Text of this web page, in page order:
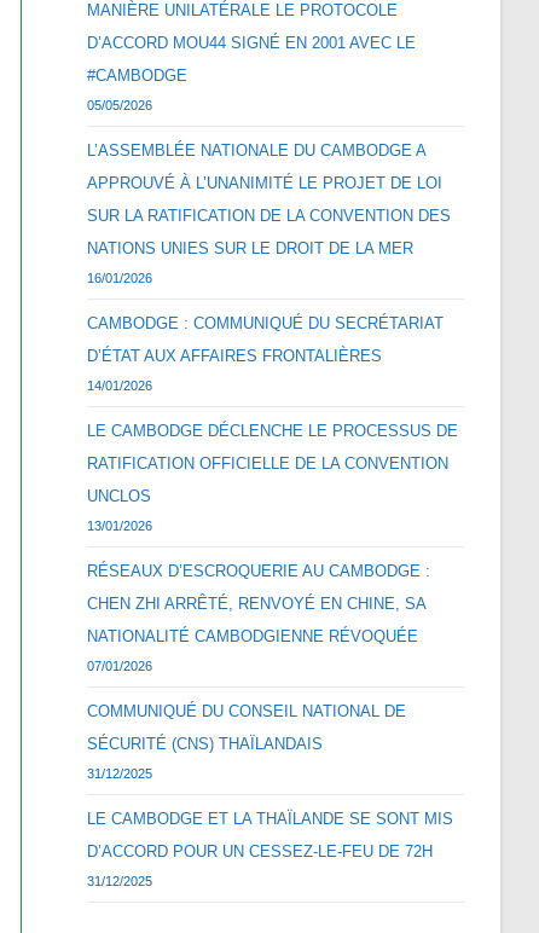
MANIÈRE UNILATÉRALE LE PROTOCOLE
D’ACCORD MOU44 SIGNÉ EN 2001 AVEC LE
#CAMBODGE
05/05/2026
L’ASSEMBLÉE NATIONALE DU CAMBODGE A
APPROUVÉ À L’UNANIMITÉ LE PROJET DE LOI
SUR LA RATIFICATION DE LA CONVENTION DES
NATIONS UNIES SUR LE DROIT DE LA MER
16/01/2026
CAMBODGE : COMMUNIQUÉ DU SECRÉTARIAT
D’ÉTAT AUX AFFAIRES FRONTALIÈRES
14/01/2026
LE CAMBODGE DÉCLENCHE LE PROCESSUS DE
RATIFICATION OFFICIELLE DE LA CONVENTION
UNCLOS
13/01/2026
RÉSEAUX D’ESCROQUERIE AU CAMBODGE :
CHEN ZHI ARRÊTÉ, RENVOYÉ EN CHINE, SA
NATIONALITÉ CAMBODGIENNE RÉVOQUÉE
07/01/2026
COMMUNIQUÉ DU CONSEIL NATIONAL DE
SÉCURITÉ (CNS) THAÏLANDAIS
31/12/2025
LE CAMBODGE ET LA THAÏLANDE SE SONT MIS
D’ACCORD POUR UN CESSEZ-LE-FEU DE 72H
31/12/2025